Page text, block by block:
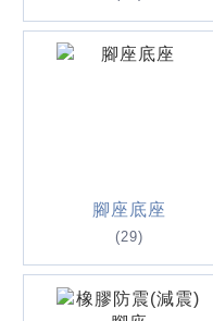
久耐用。 效率提升
●地錨螺栓(配件)調
腳座底座
(29)